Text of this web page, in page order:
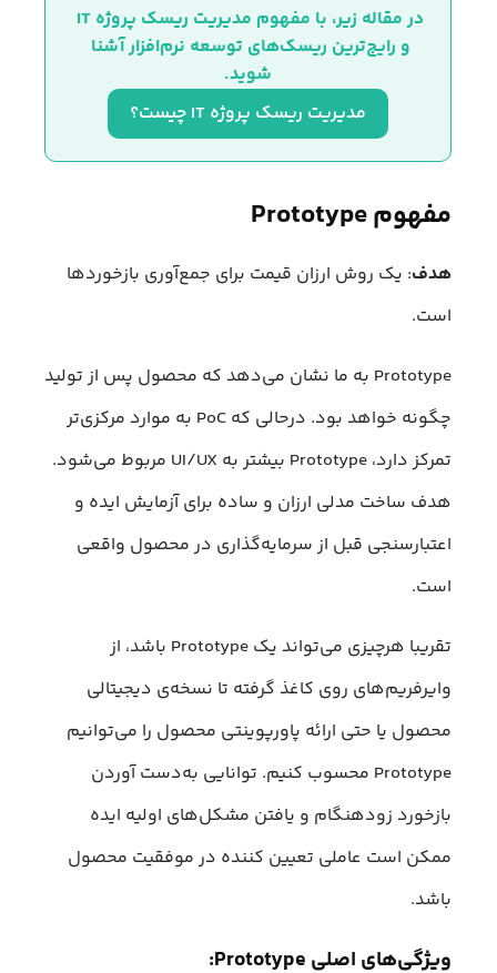
و رایج‌ترین ریسک‌های توسعه نرم‌افزار آشنا
شوید.
مدیریت ریسک پروژه IT چیست؟
مفهوم Prototype
هدف: یک روش ارزان قیمت برای جمع‌آوری بازخوردها
است.
Prototype به ما نشان می‌دهد که محصول پس از تولید
چگونه خواهد بود. درحالی که PoC به موارد مرکزی‌تر
تمرکز دارد، Prototype بیشتر به UI/UX مربوط می‌شود.
هدف ساخت مدلی ارزان و ساده برای آزمایش ایده و
اعتبارسنجی قبل از سرمایه‌گذاری در محصول واقعی
است.
تقریبا هرچیزی می‌تواند یک Prototype باشد، از
وایرفریم‌های روی کاغذ گرفته تا نسخه‌ی دیجیتالی
محصول یا حتی ارائه پاورپوینتی محصول را می‌توانیم
Prototype محسوب کنیم. توانایی به‌دست آوردن
بازخورد زودهنگام و یافتن مشکل‌های اولیه‌ ایده
ممکن است عاملی تعیین کننده در موفقیت محصول
باشد.
ویژگی‌های اصلی Prototype: